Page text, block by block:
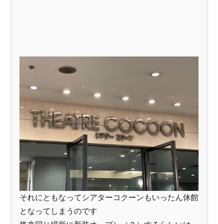
それにともなってシアターコクーンもいったん休館
となってしまうのです